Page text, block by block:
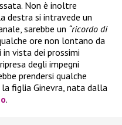
Non è inoltre
destra si intravede un
sarebbe un “ricordo di
ore non lontano da
in vista dei prossimi
degli impegni
prendersi qualche
figlia Ginevra, nata dalla
.